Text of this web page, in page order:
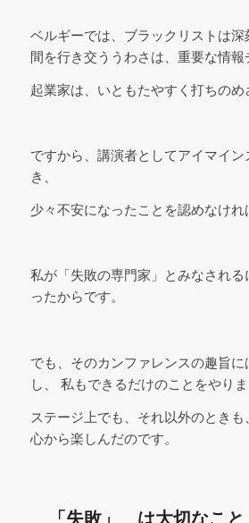
ベルギーでは、ブラックリストは
間を行き交ううわさは、重要な情報
起業家は、いともたやすく打ちのめ
ですから、講演者としてアイマイン
き、
少々不安になったことを認めなけれ
私が「失敗の専門家」とみなされ
ったからです。
でも、そのカンファレンスの趣旨に
し、 私もできるだけのことをやりま
ステージ上でも、それ以外のときも
心から楽しんだのです。
「失敗」 は大切なこと